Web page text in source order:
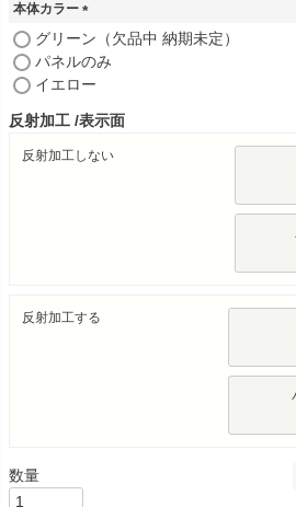
本体カラー
(
須
グリーン（欠品中 納期未定）
パネルのみ
イエロー
反射加工 表示面
反射加工しない
反射加工する